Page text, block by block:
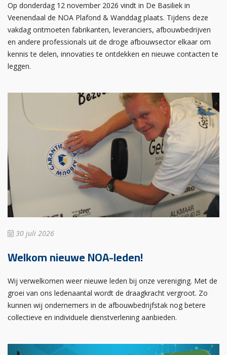
Op donderdag 12 november 2026 vindt in De Basiliek in
Veenendaal de NOA Plafond & Wanddag plaats. Tijdens deze
vakdag ontmoeten fabrikanten, leveranciers, afbouwbedrijven
en andere professionals uit de droge afbouwsector elkaar om
kennis te delen, innovaties te ontdekken en nieuwe contacten te
leggen.
30 juli 2026
Welkom nieuwe NOA-leden!
Wij verwelkomen weer nieuwe leden bij onze vereniging. Met de
groei van ons ledenaantal wordt de draagkracht vergroot. Zo
kunnen wij ondernemers in de afbouwbedrijfstak nog betere
collectieve en individuele dienstverlening aanbieden.